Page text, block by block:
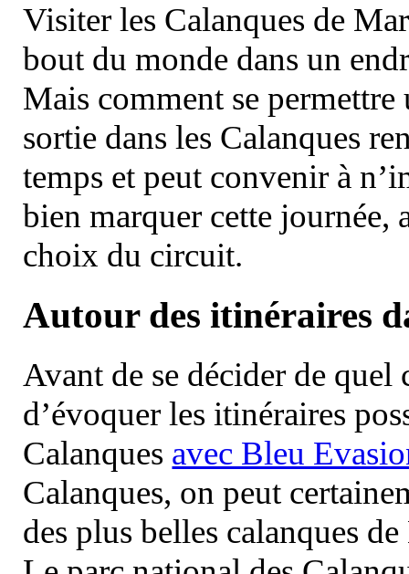
Visiter les Calanques de
bout du monde dans un
Mais comment se permettre
sortie dans les Calanques
temps et peut convenir à
bien marquer cette journée,
choix du circuit.
Autour des itinéraires
Avant de se décider de
d’évoquer les itinéraires
Calanques avec Bleu
Calanques, on peut
des plus belles calanques